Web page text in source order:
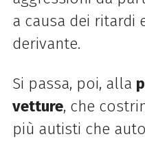
a causa dei ritardi
derivante.
Si passa, poi, alla
vetture, che
più autisti che